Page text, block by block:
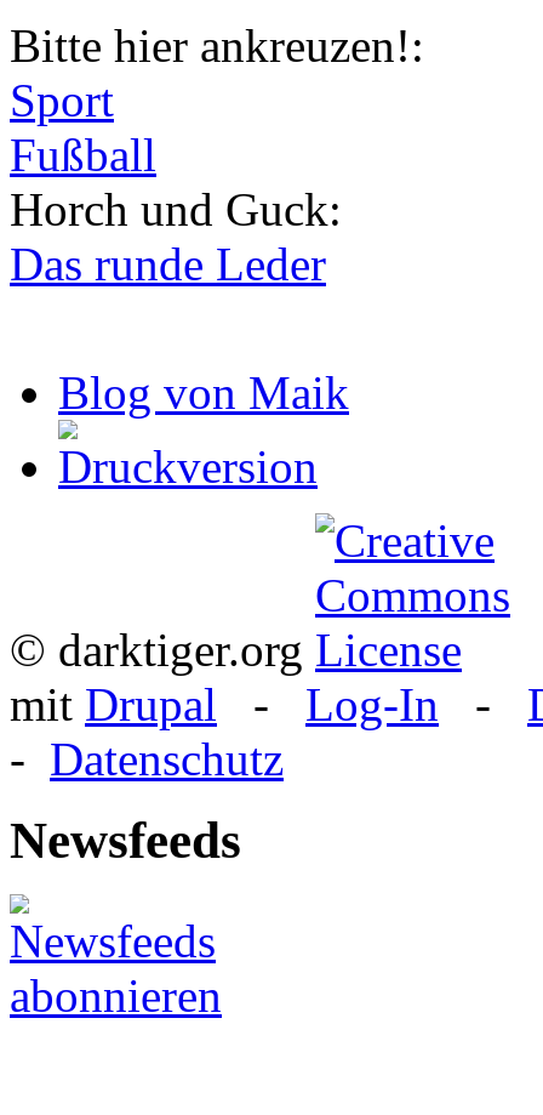
Bitte hier ankreuzen!:
Sport
Fußball
Horch und Guck:
Das runde Leder
Blog von Maik
© darktiger.org
mit Drupal - Log-In -
- Datenschutz
Newsfeeds